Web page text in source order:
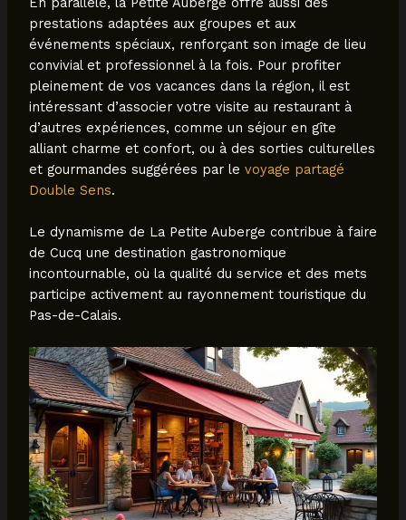
prestations adaptées aux groupes et aux
événements spéciaux, renforçant son image de lieu
convivial et professionnel à la fois. Pour profiter
pleinement de vos vacances dans la région, il est
intéressant d’associer votre visite au restaurant à
d’autres expériences, comme un séjour en gîte
alliant charme et confort, ou à des sorties culturelles
et gourmandes suggérées par le voyage partagé
Double Sens.
Le dynamisme de La Petite Auberge contribue à faire
de Cucq une destination gastronomique
incontournable, où la qualité du service et des mets
participe activement au rayonnement touristique du
Pas-de-Calais.